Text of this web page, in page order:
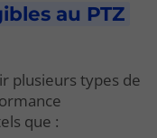
au PTZ
plusieurs types de
que :